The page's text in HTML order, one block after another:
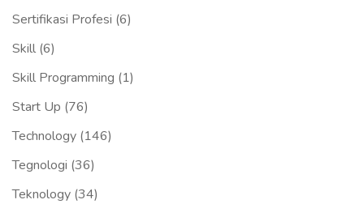
Sertifikasi Profesi (6)
Skill (6)
Skill Programming (1)
Start Up (76)
Technology (146)
Tegnologi (36)
Teknology (34)